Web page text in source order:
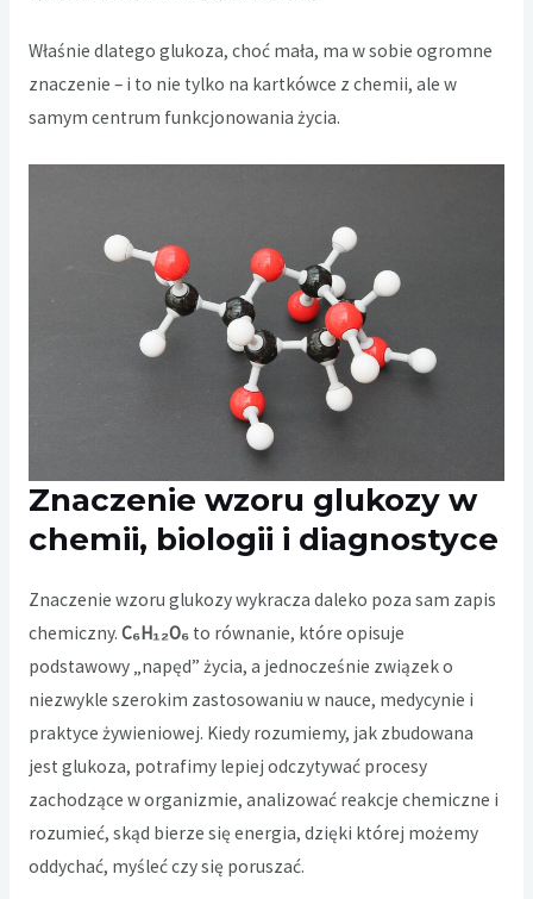
Właśnie dlatego glukoza, choć mała, ma w sobie ogromne
znaczenie – i to nie tylko na kartkówce z chemii, ale w
samym centrum funkcjonowania życia.
Znaczenie wzoru glukozy w
chemii, biologii i diagnostyce
Znaczenie wzoru glukozy wykracza daleko poza sam zapis
chemiczny. C₆H₁₂O₆to równanie, które opisuje
podstawowy „napęd” życia, a jednocześnie związek o
niezwykle szerokim zastosowaniu w nauce, medycynie i
praktyce żywieniowej. Kiedy rozumiemy, jak zbudowana
jest glukoza, potrafimy lepiej odczytywać procesy
zachodzące w organizmie, analizować reakcje chemiczne i
rozumieć, skąd bierze się energia, dzięki której możemy
oddychać, myśleć czy się poruszać.